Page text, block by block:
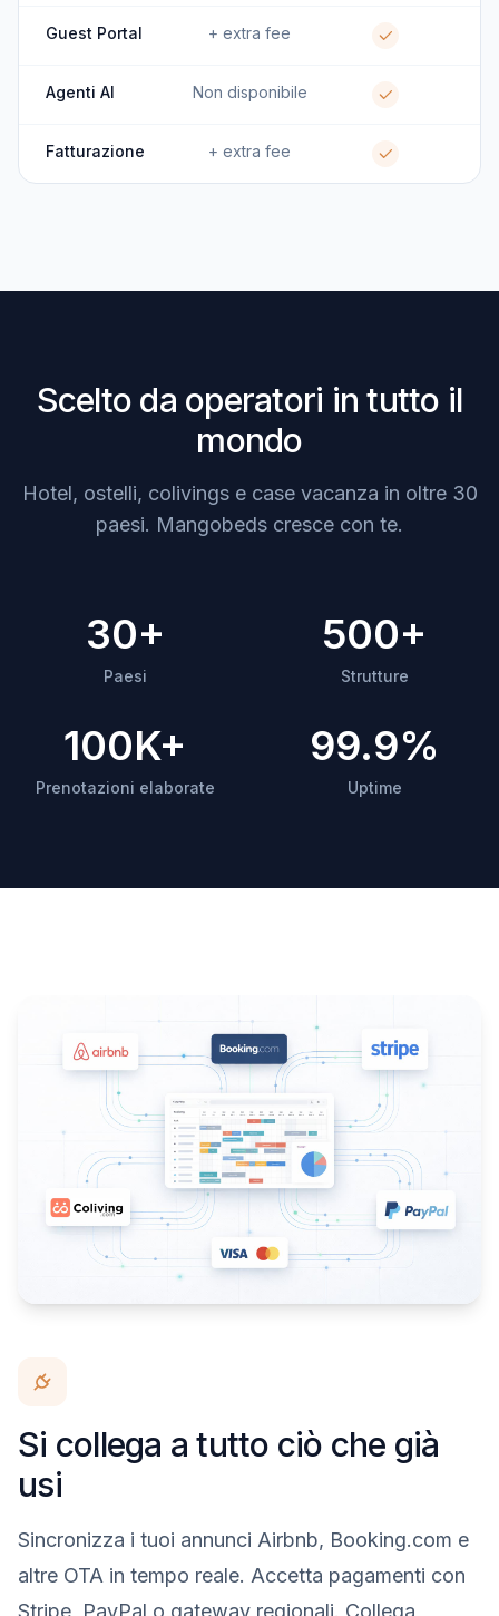
Guest Portal + extra fee
Agenti AI Non disponibile
Fatturazione + extra fee
Scelto da operatori in tutto il
mondo
Hotel, ostelli, colivings e case vacanza in oltre 30
paesi. Mangobeds cresce con te.
30+
Paesi
500+
Strutture
100K+
Prenotazioni elaborate
99.9%
Uptime
Si collega a tutto ciò che già
usi
Sincronizza i tuoi annunci Airbnb, Booking.com e
altre OTA in tempo reale. Accetta pagamenti con